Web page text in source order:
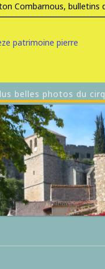
Combarnous, bulletins
patrimoine pierre
belles photos du